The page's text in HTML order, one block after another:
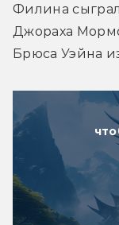
Филина
Джораха
Брюса Уэйна